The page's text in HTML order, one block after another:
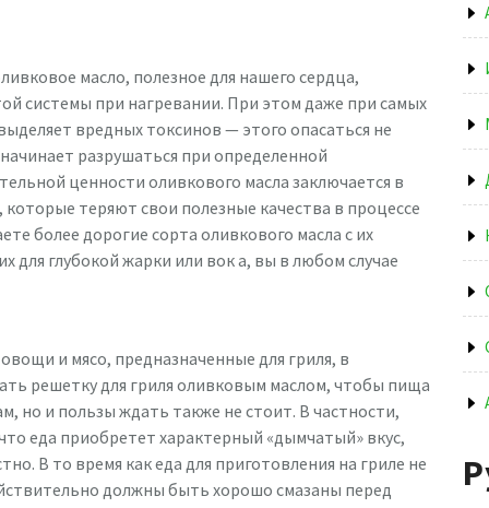
масло, полезное для нашего сердца,
системы при нагревании. При этом даже при самых
вредных токсинов — этого опасаться не
разрушаться при определенной
ценности оливкового масла заключается в
теряют свои полезные качества в процессе
более дорогие сорта оливкового масла с их
для глубокой жарки или вок а, вы в любом случае
и мясо, предназначенные для гриля, в
решетку для гриля оливковым маслом, чтобы пища
но и пользы ждать также не стоит. В частности,
еда приобретет характерный «дымчатый» вкус,
В то время как еда для приготовления на гриле не
должны быть хорошо смазаны перед